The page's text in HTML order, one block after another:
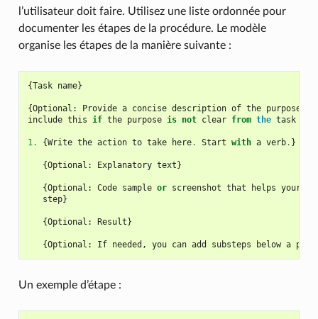
l’utilisateur doit faire. Utilisez une liste ordonnée pour
documenter les étapes de la procédure. Le modèle
organise les étapes de la manière suivante :
{Task name}
{Optional : Provide a concise description of the purpose
include this if the purpose is not clear from the task
1. {Write the action to take here. Start with a verb. }
{Optional : Explanatory text}
{Optional : Code sample or screenshot that helps your
step}
{Optional : Result}
{Optional : If needed , you can add substeps below a
Un exemple d’étape :